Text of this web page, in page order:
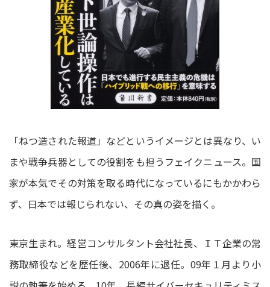
「ねつ造された報道」などというイメージとは異なり、い
まや戦争兵器としての役割をも担うフェイクニュース。国
家が本気でその対策を取る時代になっているにもかかわら
ず、日本では報じられない、その真の姿を描く。
東京生まれ。経営コンサルタント会社社長、ＩＴ企業の常
務取締役などを歴任後、2006年に退任。09年１月より小